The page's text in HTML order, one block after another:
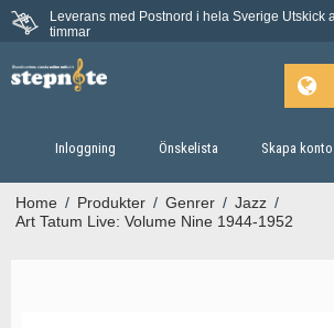
Leverans med Postnord i hela Sverige Utskick
timmar
Du har 30 dagars
Inloggning Önskelista Skapa konto
Home / Produkter / Genrer / Jazz /
Art Tatum Live: Volume Nine 1944-1952